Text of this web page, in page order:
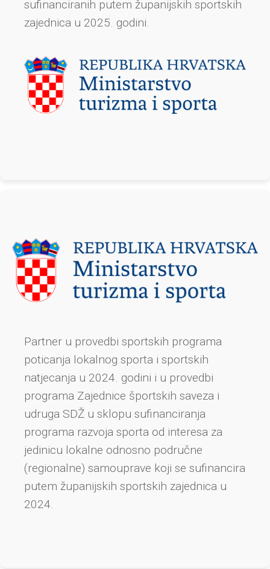
sufinanciranih putem županijskih sportskih
zajednica u 2025. godini.
Partner u provedbi sportskih programa
poticanja lokalnog sporta i sportskih
natjecanja u 2024. godini i u provedbi
programa Zajednice športskih saveza i
udruga SDŽ u sklopu sufinanciranja
programa razvoja sporta od interesa za
jedinicu lokalne odnosno područne
(regionalne) samouprave koji se sufinancira
putem županijskih sportskih zajednica u
2024.